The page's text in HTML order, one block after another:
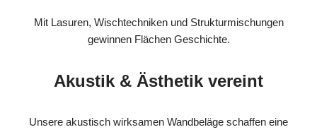
Mit Lasuren, Wischtechniken und Strukturmischungen
gewinnen Flächen Geschichte.
Akustik & Ästhetik vereint
Unsere akustisch wirksamen Wandbeläge schaffen eine